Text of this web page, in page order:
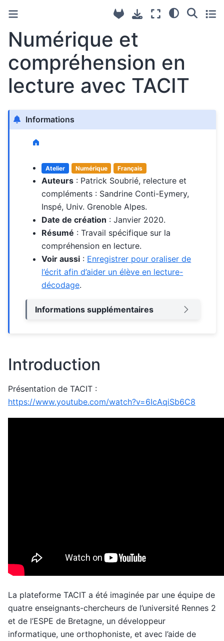
Numérique et
compréhension en
lecture avec TACIT
Informations
Atelier Numérique Français
Auteurs : Patrick Soubrié, relecture et
compléments : Sandrine Conti-Eymery,
Inspé, Univ. Grenoble Alpes.
Date de création : Janvier 2020.
Résumé : Travail spécifique sur la
compréhension en lecture.
Voir aussi : Enregistrer pour oraliser de
l’écrit afin d’aider un élève en lecture-
décodage.
Informations supplémentaires
Introduction
Présentation de TACIT :
https://www.youtube.com/watch?v=6IcAqiSb6C8
La plateforme TACIT a été imaginée par une équipe de
quatre enseignants-chercheurs de l’université Rennes 2
et de l’ESPE de Bretagne, un développeur
informatique, une orthophoniste, et avec l’aide de